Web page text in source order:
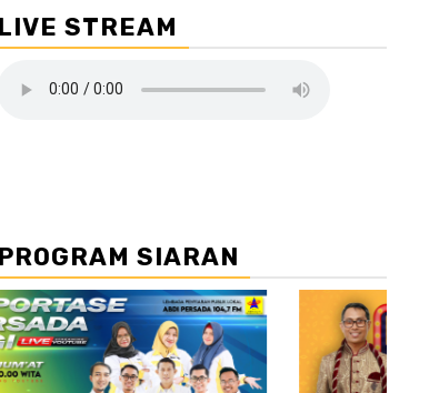
LIVE STREAM
PROGRAM SIARAN
//2